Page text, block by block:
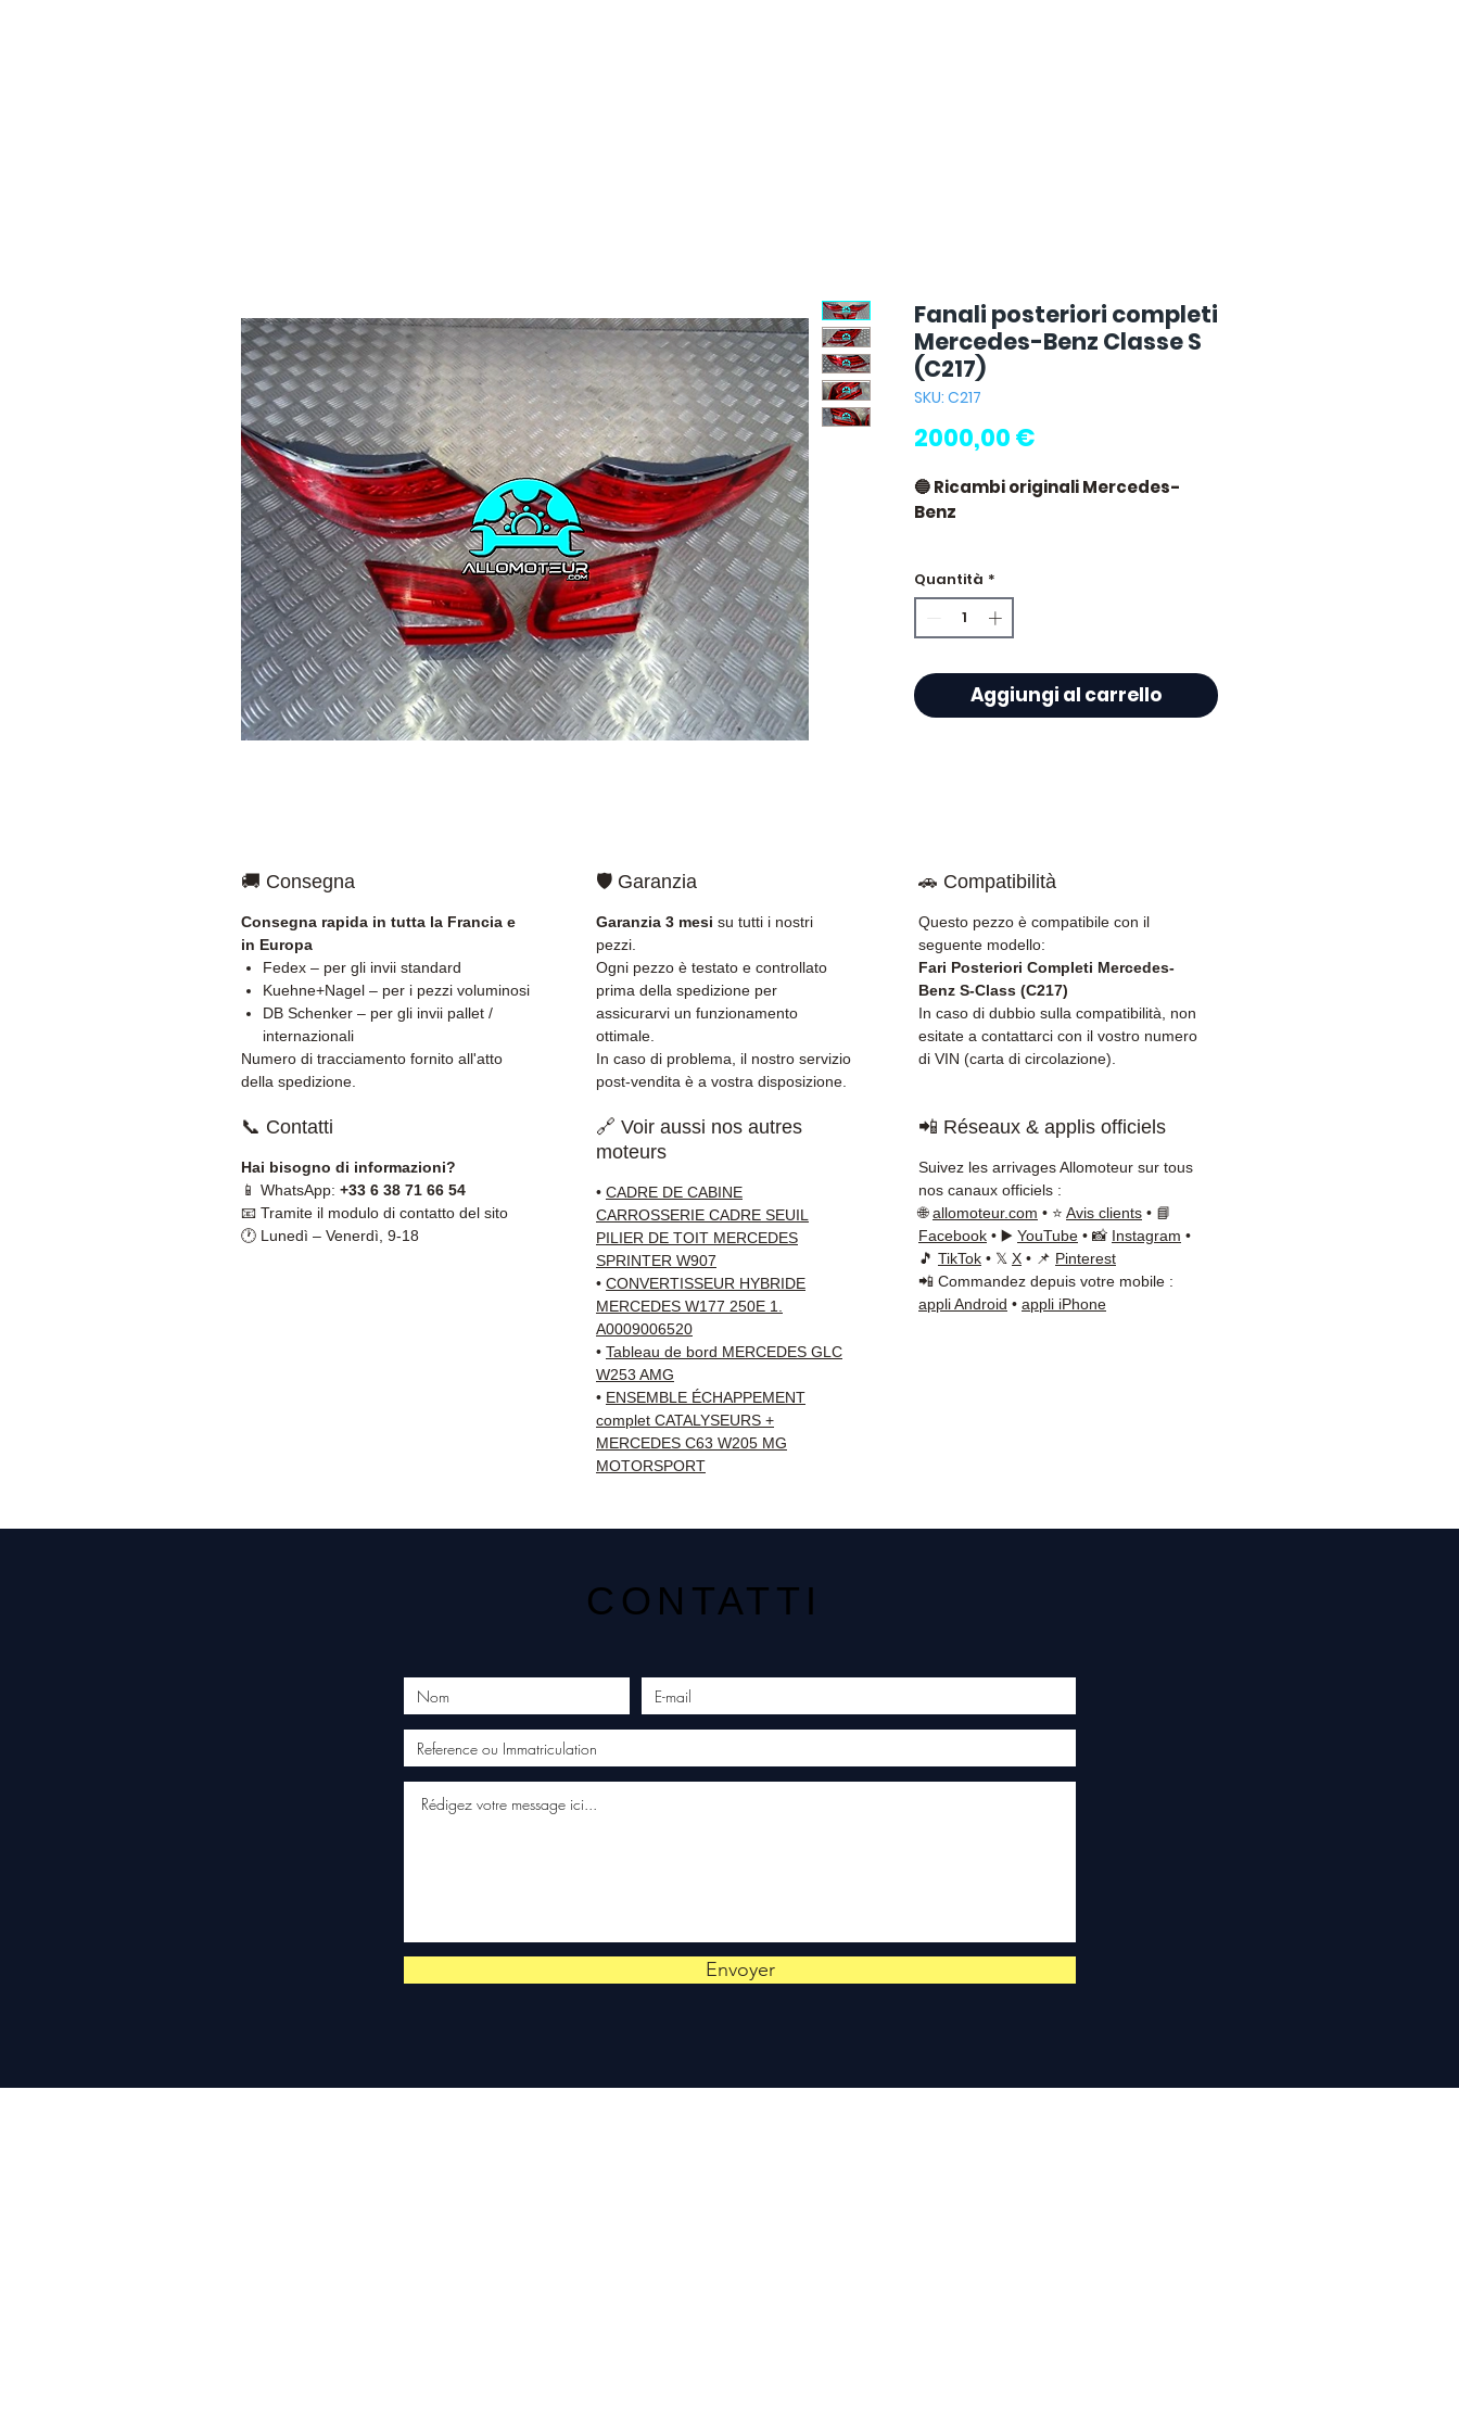
Fanali posteriori completi
Mercedes-Benz Classe S
(C217)
SKU: C217
2000,00 €
🔵 Ricambi originali Mercedes-
Benz
🔵Anno 2018 - compatibile: 2014 -
2020
Quantità *
Aggiungi al carrello
🚚 Consegna
Consegna rapida in tutta la Francia e
in Europa
Fedex – per gli invii standard
Kuehne+Nagel – per i pezzi voluminosi
DB Schenker – per gli invii pallet /
internazionali
Numero di tracciamento fornito all'atto
della spedizione.
🛡️ Garanzia
Garanzia 3 mesi su tutti i nostri
pezzi.
Ogni pezzo è testato e controllato
prima della spedizione per
assicurarvi un funzionamento
ottimale.
In caso di problema, il nostro servizio
post-vendita è a vostra disposizione.
🚗 Compatibilità
Questo pezzo è compatibile con il
seguente modello:
Fari Posteriori Completi Mercedes-
Benz S-Class (C217)
In caso di dubbio sulla compatibilità, non
esitate a contattarci con il vostro numero
di VIN (carta di circolazione).
📞 Contatti
Hai bisogno di informazioni?
📱 WhatsApp: +33 6 38 71 66 54
📧 Tramite il modulo di contatto del sito
🕐 Lunedì – Venerdì, 9-18
🔗 Voir aussi nos autres
moteurs
• CADRE DE CABINE
CARROSSERIE CADRE SEUIL
PILIER DE TOIT MERCEDES
SPRINTER W907
• CONVERTISSEUR HYBRIDE
MERCEDES W177 250E 1.
A0009006520
• Tableau de bord MERCEDES GLC
W253 AMG
• ENSEMBLE ÉCHAPPEMENT
complet CATALYSEURS +
MERCEDES C63 W205 MG
MOTORSPORT
📲 Réseaux & applis officiels
Suivez les arrivages Allomoteur sur tous
nos canaux officiels :
🌐allomoteur.com • ⭐ Avis clients • 📘
Facebook • ▶️ YouTube • 📸 Instagram •
🎵 TikTok • 𝕏 X • 📌 Pinterest
📲 Commandez depuis votre mobile :
appli Android • appli iPhone
CONTATTI
Envoyer